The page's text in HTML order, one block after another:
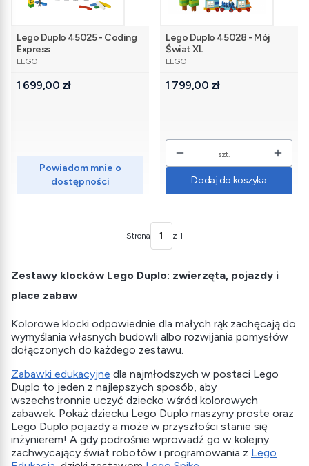
Lego Duplo 45025 - Coding
Express
PRODUCENT
LEGO
Cena
1 699,00 zł
Powiadom mnie o
dostępności
Lego Duplo 45028 - Mój
Świat XL
PRODUCENT
LEGO
Cena
1 799,00 zł
szt.
Dodaj do koszyka
Strona z 1
Zestawy klocków Lego Duplo: zwierzęta, pojazdy i
place zabaw
Kolorowe klocki odpowiednie dla małych rąk zachęcają do
wymyślania własnych budowli albo rozwijania pomysłów
dołączonych do każdego zestawu.
Zabawki edukacyjne dla najmłodszych w postaci Lego
Duplo to jeden z najlepszych sposób, aby
wszechstronnie uczyć dziecko wśród kolorowych
zabawek. Pokaż dziecku Lego Duplo maszyny proste oraz
Lego Duplo pojazdy a może w przyszłości stanie się
inżynierem! A gdy podrośnie wprowadź go w kolejny
zachwycający świat robotów i programowania z Lego